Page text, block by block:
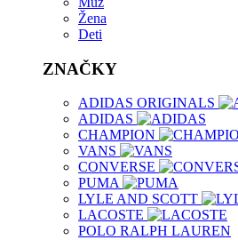
Žena
Deti
ZNAČKY
ADIDAS ORIGINALS
ADIDAS
CHAMPION
VANS
CONVERSE
PUMA
LYLE AND SCOTT
LACOSTE
POLO RALPH LAUREN